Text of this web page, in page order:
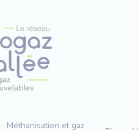
Méthanisation et gaz